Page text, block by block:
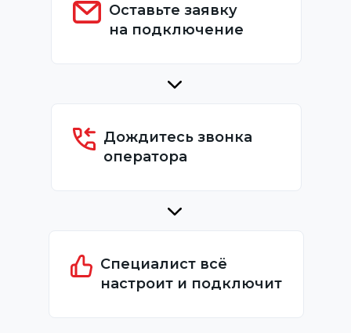
Оставьте заявку
на подключение
Дождитесь звонка
оператора
Специалист всё
настроит и подключит